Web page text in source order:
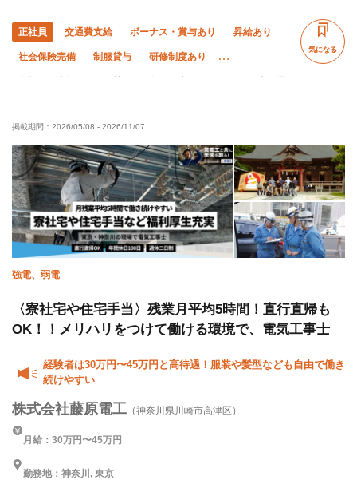
正社員 交通費支給 ボーナス・賞与あり 昇給あり
社会保険完備 制服貸与 研修制度あり
60代以上活躍中 女性活躍中
転勤なし 夏季休暇 年末年始休暇
気になる
掲載期間： 2026/05/08 - 2026/11/07
強電、弱電
〈寮社宅や住宅手当〉残業月平均5時間！直行直帰も
OK！！メリハリをつけて働ける環境で、電気工事士
経験者は30万円〜45万円と高待遇！服装や髪型なども自由で働き
続けやすい
株式会社藤原電工 （神奈川県川崎市高津区）
月給：30万円〜45万円
勤務地：神奈川, 東京